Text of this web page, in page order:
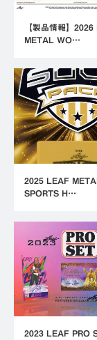
【製品情報】
METAL WO…
2025 LEAF
SPORTS H…
2023 LEAF PRO